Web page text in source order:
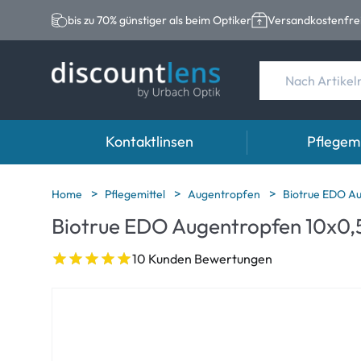
bis zu 70% günstiger als beim Optiker
Kontaktlinsen
Marken
Acuvue
Biotrue
Kategorie
Sphärische
Torische Linsen
Marken
Eversee
EasySept
Home Pflegemittel Augentropfen Biotrue EDO
Biotrue EDO Augentropfen
10 Kunden Bewertungen